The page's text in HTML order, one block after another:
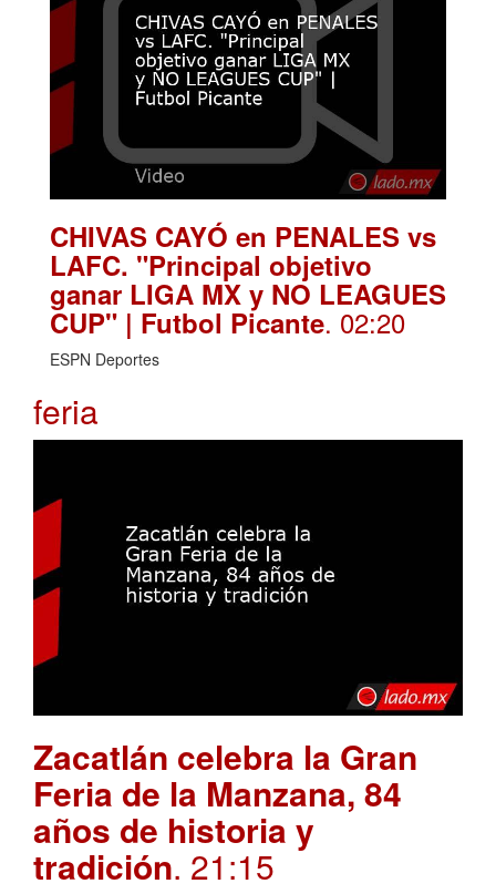
CHIVAS CAYÓ en PENALES vs
LAFC. "Principal objetivo
ganar LIGA MX y NO LEAGUES
CUP" | Futbol Picante. 02:20
ESPN Deportes
feria
Zacatlán celebra la Gran
Feria de la Manzana, 84
años de historia y
tradición. 21:15